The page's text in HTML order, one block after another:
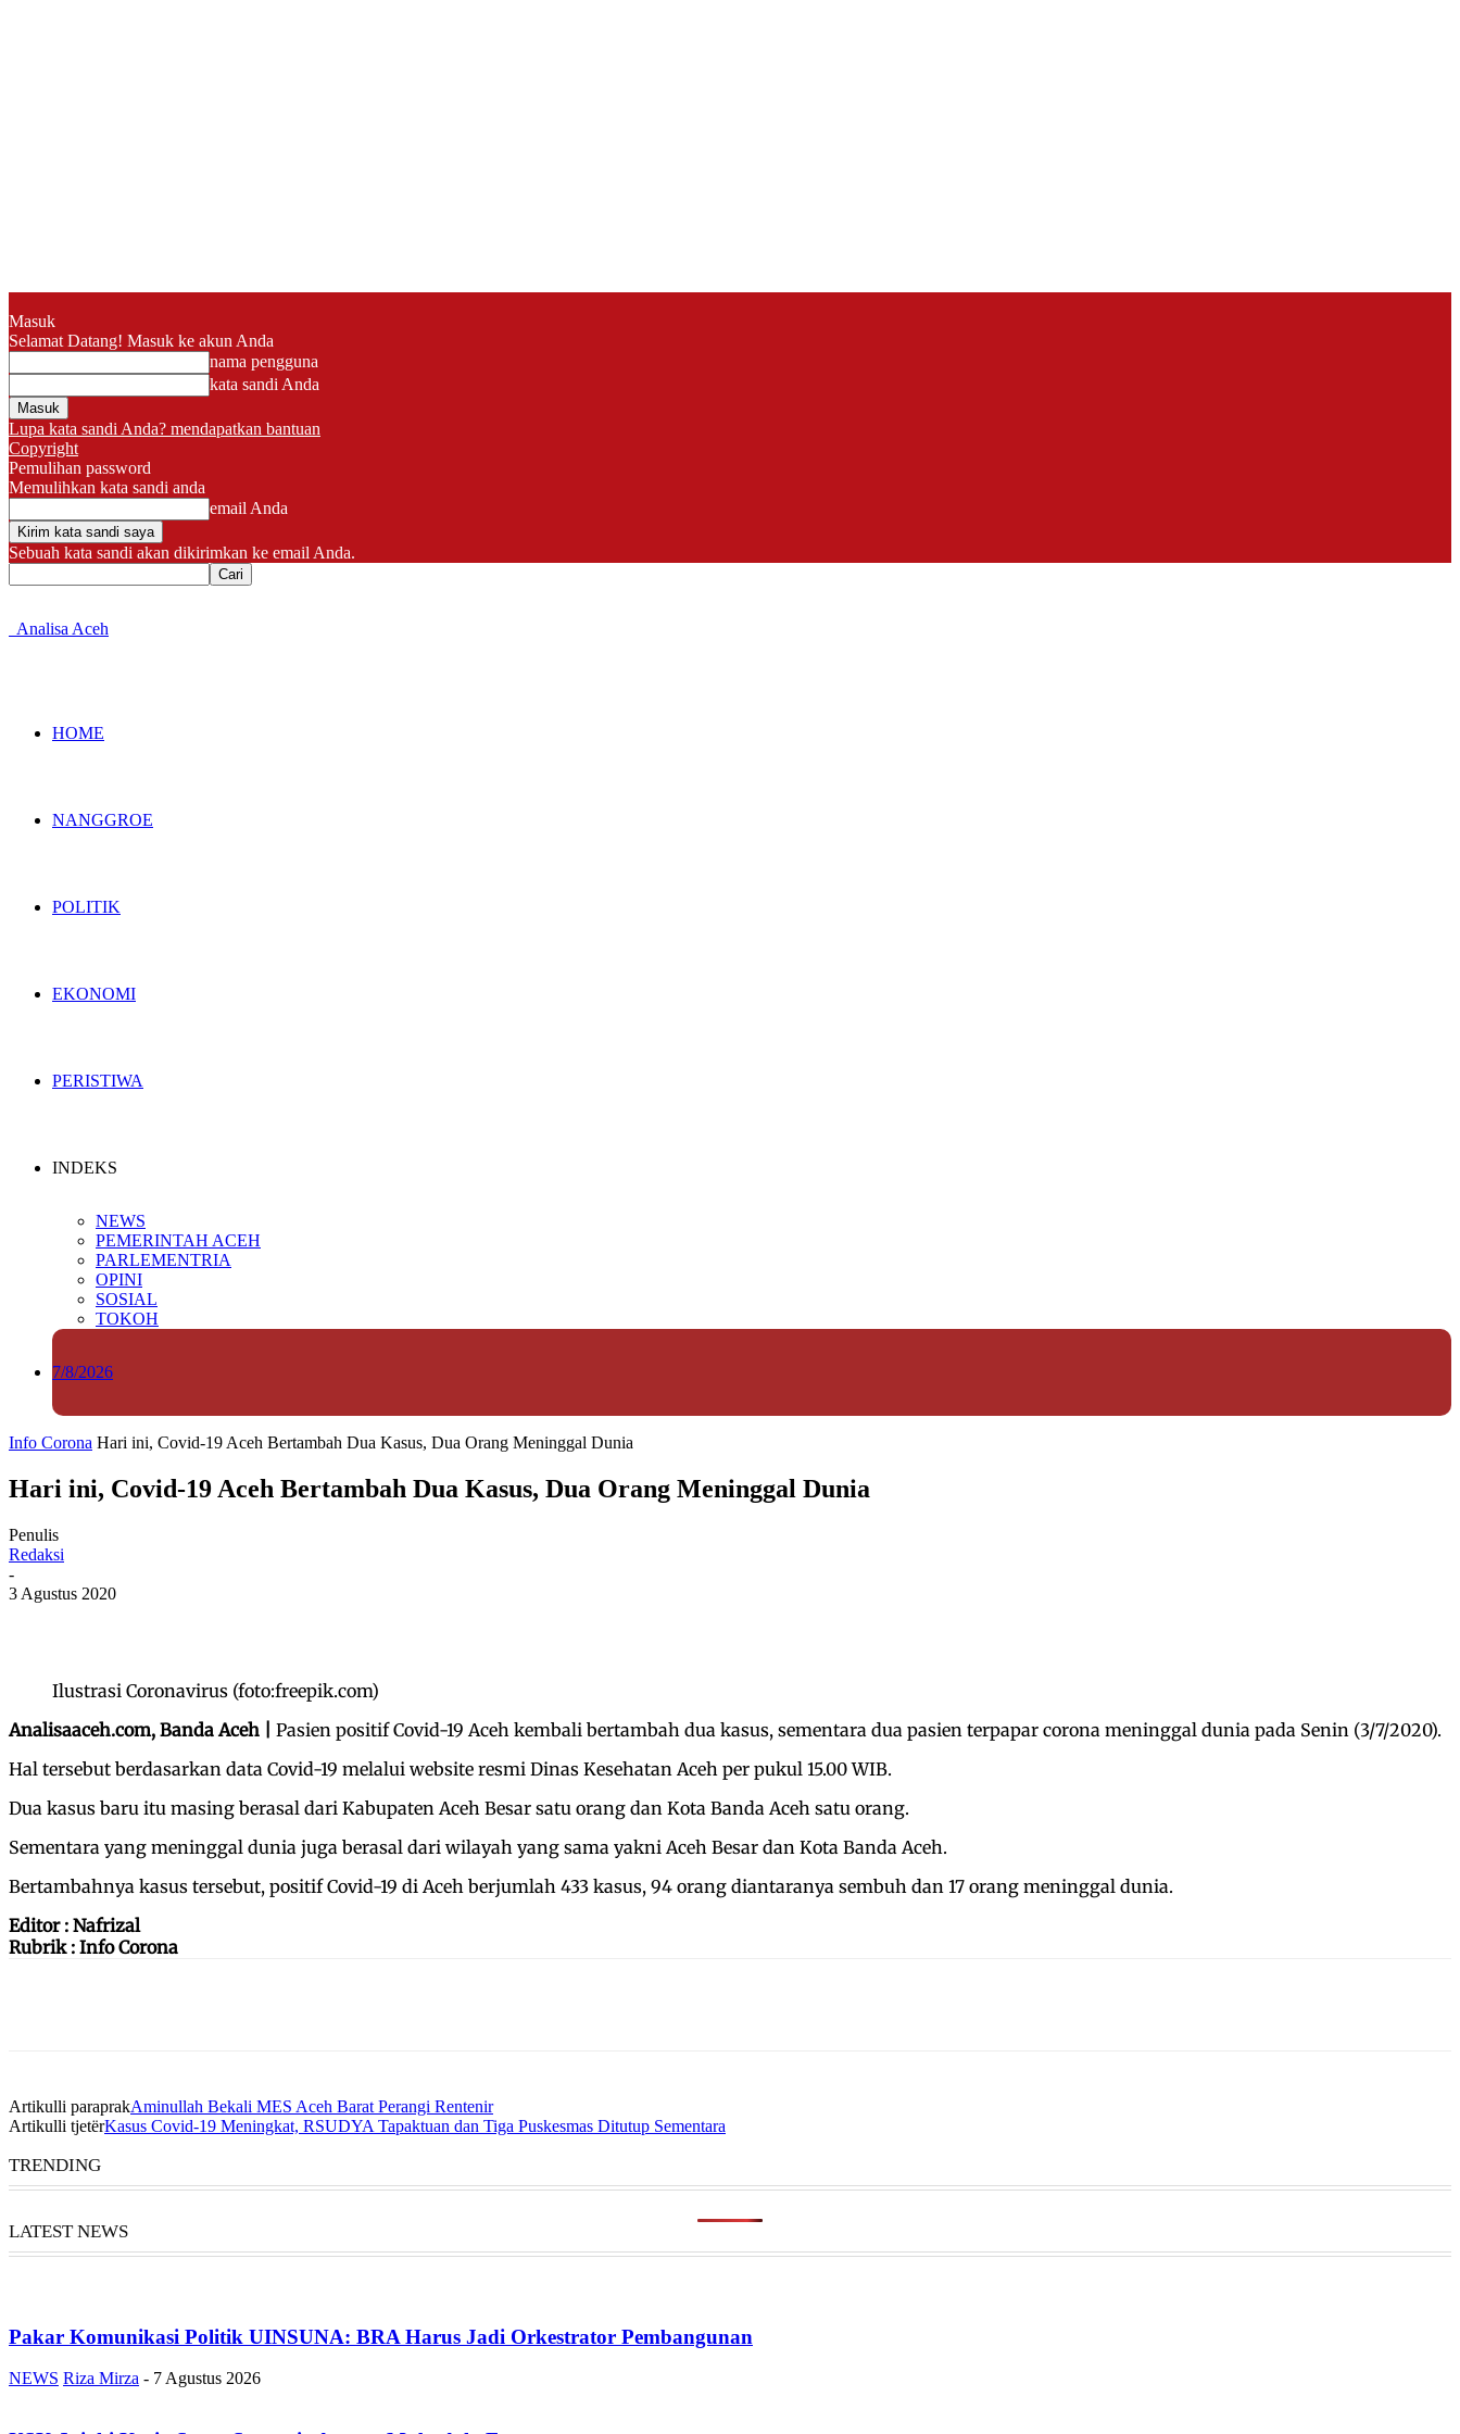
Masuk
Selamat Datang! Masuk ke akun Anda
nama pengguna
kata sandi Anda
Lupa kata sandi Anda? mendapatkan bantuan
Copyright
Pemulihan password
Memulihkan kata sandi anda
email Anda
Sebuah kata sandi akan dikirimkan ke email Anda.
Analisa Aceh
HOME
NANGGROE
POLITIK
EKONOMI
PERISTIWA
INDEKS
NEWS
PEMERINTAH ACEH
PARLEMENTRIA
OPINI
SOSIAL
TOKOH
7/8/2026
Info Corona Hari ini, Covid-19 Aceh Bertambah Dua Kasus, Dua Orang Meninggal Dunia
Hari ini, Covid-19 Aceh Bertambah Dua Kasus, Dua Orang Meninggal Dunia
Penulis
Redaksi
-
3 Agustus 2020
Ilustrasi Coronavirus (foto:freepik.com)
Analisaaceh.com, Banda Aceh |
Pasien positif Covid-19 Aceh kembali bertambah dua kasus, sementara dua pasien terpapar corona meninggal dunia pada Senin (3/7/2020).
Hal tersebut berdasarkan data Covid-19 melalui website resmi Dinas Kesehatan Aceh per pukul 15.00 WIB.
Dua kasus baru itu masing berasal dari Kabupaten Aceh Besar satu orang dan Kota Banda Aceh satu orang.
Sementara yang meninggal dunia juga berasal dari wilayah yang sama yakni Aceh Besar dan Kota Banda Aceh.
Bertambahnya kasus tersebut, positif Covid-19 di Aceh berjumlah 433 kasus, 94 orang diantaranya sembuh dan 17 orang meninggal dunia.
Editor : Nafrizal
Rubrik : Info Corona
Artikulli paraprakAminullah Bekali MES Aceh Barat Perangi Rentenir
Artikulli tjetërKasus Covid-19 Meningkat, RSUDYA Tapaktuan dan Tiga Puskesmas Ditutup Sementara
TRENDING
LATEST NEWS
Pakar Komunikasi Politik UINSUNA: BRA Harus Jadi Orkestrator Pembangunan
NEWS Riza Mirza - 7 Agustus 2026